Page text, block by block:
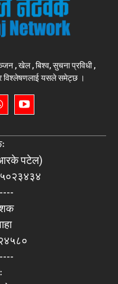
, खेल , बिश्व, सुचना प्रविधी ,
र विश्लेषणलाई यसले समेट्छ ।
पटेल)